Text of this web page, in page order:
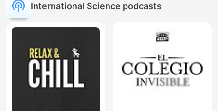
International Science podcasts